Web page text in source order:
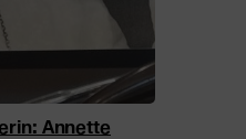
Annette